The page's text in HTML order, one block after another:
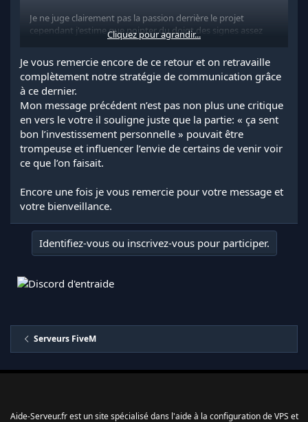
Je ne juge clairement pas la passion derrière le projet
cependant j'estime que pointer du doigt des signes assez
explicite potentiellement malveillant n'est pas en soit une
mauvaise chose..on est jamais trop prudent n'est ce pas
?.
En tout cas bon courage pour votre projet ! FiveM c'est pas si
simple
Cliquez pour agrandir...
Je vous remercie encore de ce retour et on retravaille
complètement notre stratégie de communication grâce
à ce dernier.
Mon message précédent n’est pas non plus une critique
en vers le votre il souligne juste que la partie: « ça sent
bon l’investissement personnelle » pouvait être
trompeuse et influencer l’envie de certains de venir voir
ce que l’on faisait.
Encore une fois je vous remercie pour votre message et
votre bienveillance.
Identifiez-vous ou inscrivez-vous pour participer.
Serveurs FiveM
Aide-Serveur.fr est un site spécialisé dans l'aide à la configuration de VPS et